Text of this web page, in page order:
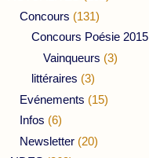
Concours (131)
Concours Poésie 2015
Vainqueurs (3)
littéraires (3)
Evénements (15)
Infos (6)
Newsletter (20)